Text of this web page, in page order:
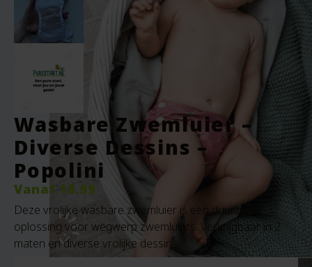
Wasbare Zwemluier –
Diverse Dessins –
Popolini
Vanaf 18.99
Deze vrolijke wasbare zwemluier is een duurzame
oplossing voor wegwerp zwemluiers. Verkrijgbaar in 2
maten en diverse vrolijke dessins.